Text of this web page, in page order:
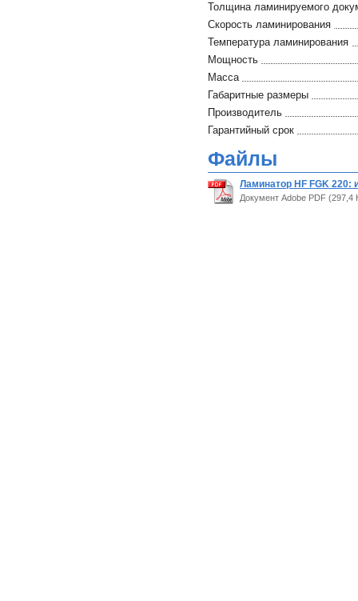
Толщина ламинируемого
Скорость ламинирования
Температура ламинирования
Мощность
Масса
Габаритные размеры
Производитель
Гарантийный срок
Файлы
Ламинатор HF FGK 220:
Документ Adobe PDF (297,4